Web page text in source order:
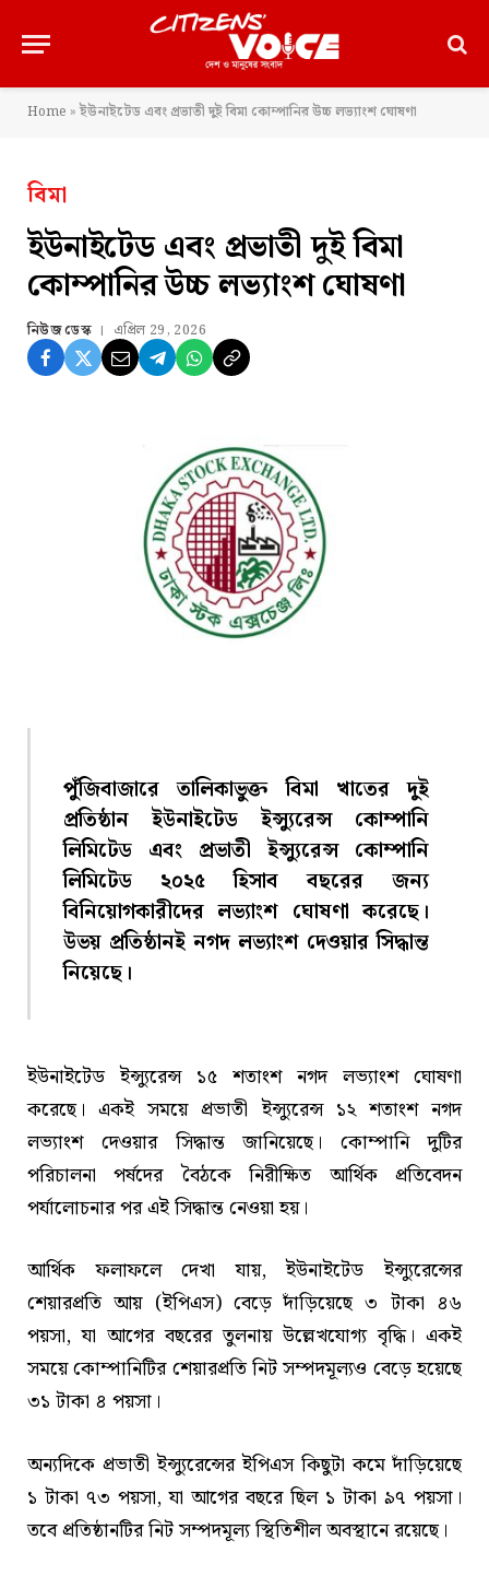
Home » ইউনাইটেড এবং প্রভাতী দুই বিমা কোম্পানির উচ্চ লভ্যাংশ ঘোষণা
বিমা
ইউনাইটেড এবং প্রভাতী দুই বিমা
কোম্পানির উচ্চ লভ্যাংশ ঘোষণা
নিউজ ডেস্ক এপ্রিল 29, 2026
পুঁজিবাজারে তালিকাভুক্ত বিমা খাতের দুই
প্রতিষ্ঠান ইউনাইটেড ইন্স্যুরেন্স কোম্পানি
লিমিটেড এবং প্রভাতী ইন্স্যুরেন্স কোম্পানি
লিমিটেড ২০২৫ হিসাব বছরের জন্য
বিনিয়োগকারীদের লভ্যাংশ ঘোষণা করেছে।
উভয় প্রতিষ্ঠানই নগদ লভ্যাংশ দেওয়ার সিদ্ধান্ত
নিয়েছে।
ইউনাইটেড ইন্স্যুরেন্স ১৫ শতাংশ নগদ লভ্যাংশ ঘোষণা
করেছে। একই সময়ে প্রভাতী ইন্স্যুরেন্স ১২ শতাংশ নগদ
লভ্যাংশ দেওয়ার সিদ্ধান্ত জানিয়েছে। কোম্পানি দুটির
পরিচালনা পর্ষদের বৈঠকে নিরীক্ষিত আর্থিক প্রতিবেদন
পর্যালোচনার পর এই সিদ্ধান্ত নেওয়া হয়।
আর্থিক ফলাফলে দেখা যায়, ইউনাইটেড ইন্স্যুরেন্সের
শেয়ারপ্রতি আয় (ইপিএস) বেড়ে দাঁড়িয়েছে ৩ টাকা ৪৬
পয়সা, যা আগের বছরের তুলনায় উল্লেখযোগ্য বৃদ্ধি। একই
সময়ে কোম্পানিটির শেয়ারপ্রতি নিট সম্পদমূল্যও বেড়ে হয়েছে
৩১ টাকা ৪ পয়সা।
অন্যদিকে প্রভাতী ইন্স্যুরেন্সের ইপিএস কিছুটা কমে দাঁড়িয়েছে
১ টাকা ৭৩ পয়সা, যা আগের বছরে ছিল ১ টাকা ৯৭ পয়সা।
তবে প্রতিষ্ঠানটির নিট সম্পদমূল্য স্থিতিশীল অবস্থানে রয়েছে।